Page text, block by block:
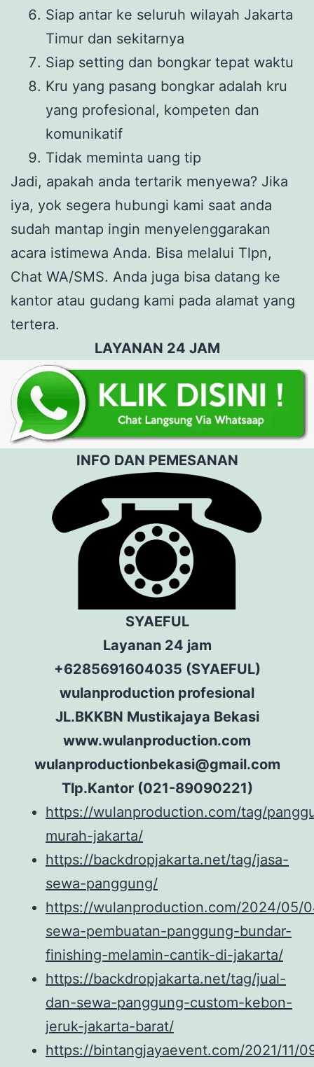
Siap antar ke seluruh wilayah Jakarta
Timur dan sekitarnya
Siap setting dan bongkar tepat waktu
Kru yang pasang bongkar adalah kru
yang profesional, kompeten dan
komunikatif
Tidak meminta uang tip
Jadi, apakah anda tertarik menyewa? Jika
iya, yok segera hubungi kami saat anda
sudah mantap ingin menyelenggarakan
acara istimewa Anda. Bisa melalui Tlpn,
Chat WA/SMS. Anda juga bisa datang ke
kantor atau gudang kami pada alamat yang
tertera.
LAYANAN 24 JAM
INFO DAN PEMESANAN
SYAEFUL
Layanan 24 jam
+6285691604035 (SYAEFUL)
wulanproduction profesional
JL.BKKBN Mustikajaya Bekasi
www.wulanproduction.com
wulanproductionbekasi@gmail.com
Tlp.Kantor (021-89090221)
https://wulanproduction.com/tag/
murah-jakarta/
https://backdropjakarta.net/tag/jasa-
sewa-panggung/
https://wulanproduction.com/2024/05/
sewa-pembuatan-panggung-bundar-
finishing-melamin-cantik-di-jakarta/
https://backdropjakarta.net/tag/jual-
dan-sewa-panggung-custom-kebon-
jeruk-jakarta-barat/
https://bintangjayaevent.com/2021/11/